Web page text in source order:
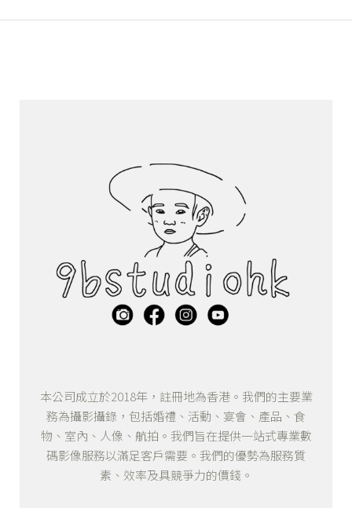
本公司成立於2018年，註冊地為香港。我們的主要業
務為攝影攝錄，包括婚禮、活動、宴會、產品、食
物、室內、人像、航拍。我們旨在提供一站式專業數
碼影像服務以滿足客戶需要。我們的優勢為服務質
素、效率及具競爭力的價錢。